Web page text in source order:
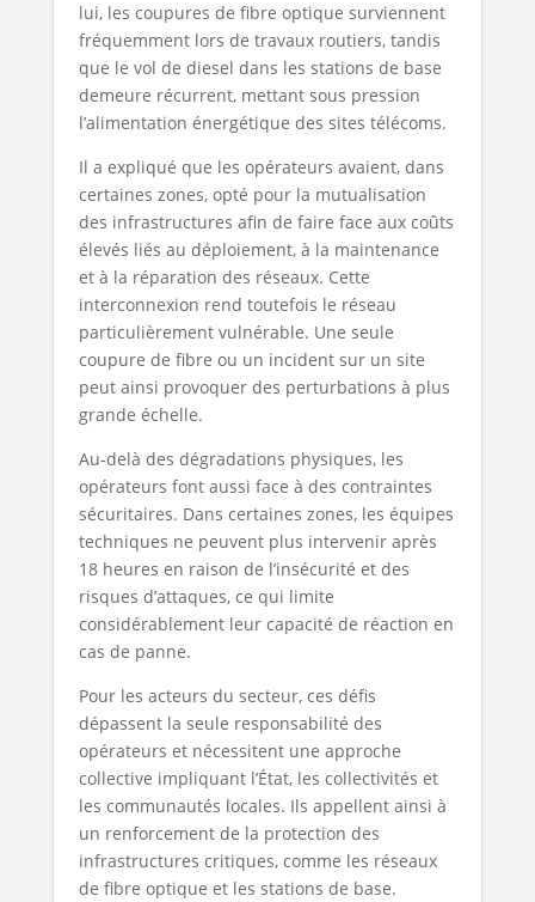
lui, les coupures de fibre optique surviennent
fréquemment lors de travaux routiers, tandis
que le vol de diesel dans les stations de base
demeure récurrent, mettant sous pression
l’alimentation énergétique des sites télécoms.
Il a expliqué que les opérateurs avaient, dans
certaines zones, opté pour la mutualisation
des infrastructures afin de faire face aux coûts
élevés liés au déploiement, à la maintenance
et à la réparation des réseaux. Cette
interconnexion rend toutefois le réseau
particulièrement vulnérable. Une seule
coupure de fibre ou un incident sur un site
peut ainsi provoquer des perturbations à plus
grande échelle.
Au-delà des dégradations physiques, les
opérateurs font aussi face à des contraintes
sécuritaires. Dans certaines zones, les équipes
techniques ne peuvent plus intervenir après
18 heures en raison de l’insécurité et des
risques d’attaques, ce qui limite
considérablement leur capacité de réaction en
cas de panne.
Pour les acteurs du secteur, ces défis
dépassent la seule responsabilité des
opérateurs et nécessitent une approche
collective impliquant l’État, les collectivités et
les communautés locales. Ils appellent ainsi à
un renforcement de la protection des
infrastructures critiques, comme les réseaux
de fibre optique et les stations de base.